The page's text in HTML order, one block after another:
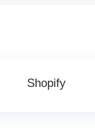
Shopify